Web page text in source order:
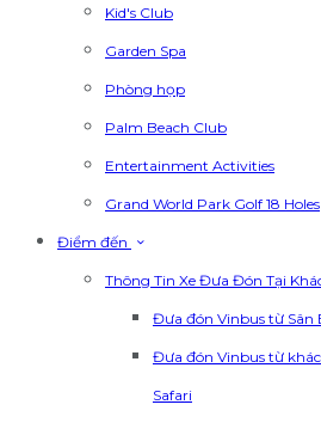
Kid's Club
Garden Spa
Phòng họp
Palm Beach Club
Entertainment Activities
Grand World Park Golf 18 Holes
Điểm đến
Thông Tin Xe Đưa Đón Tại
Đưa đón Vinbus từ Sân
Đưa đón Vinbus từ
Safari